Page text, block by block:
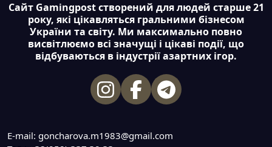
Сайт Gamingpost створений для людей старше 21
року, які цікавляться гральними бізнесом
України та світу. Ми максимально повно
висвітлюємо всі значущі і цікаві події, що
відбуваються в індустрії азартних ігор.
E-mail: goncharova.m1983@gmail.com